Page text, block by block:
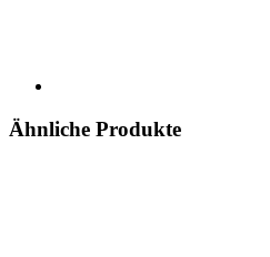
Ähnliche Produkte